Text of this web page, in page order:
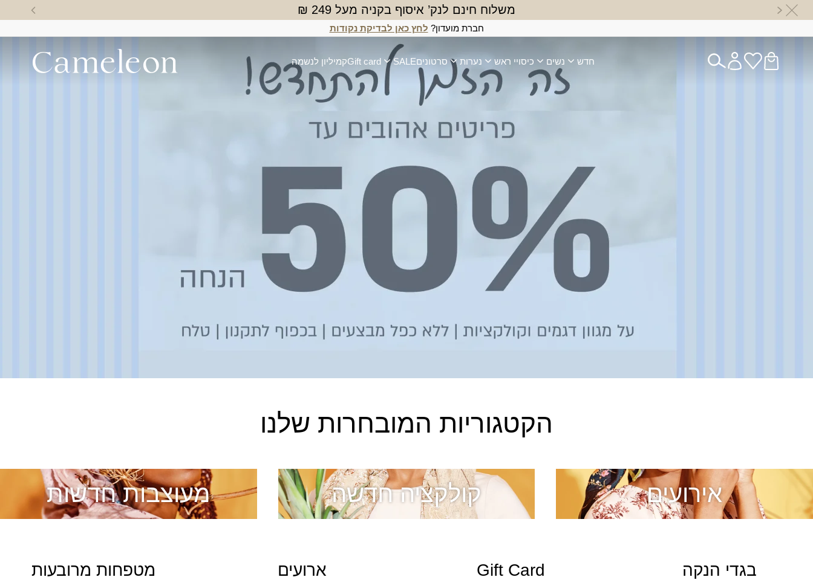
משלוח חינם לנק’ איסוף בקניה מעל 249 ₪
חברת מועדון? לחץ כאן לבדיקת נקודות
חדש נשים כיסויי ראש נערות סרטוניםSALE
Gift cardקמיליון לנשמה
הקטגוריות המובחרות שלנו
אירועים קולקציה חדשה מעוצבות חדשות
בגדי הנקה Gift Card ארועים מטפחות מרובעות